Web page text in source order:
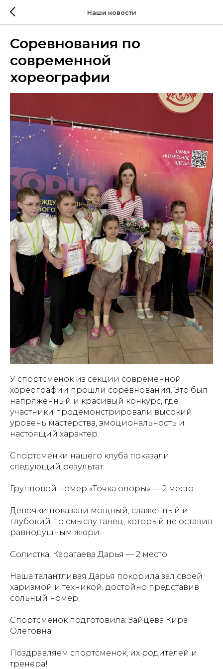
Наши новости
Соревнования по
современной
хореографии
У спортсменок из секции современной
хореографии прошли соревнования. Это был
напряженный и красивый конкурс, где
участники продемонстрировали высокий
уровень мастерства, эмоциональность и
настоящий характер.
Спортсменки нашего клуба показали
следующий результат:
Групповой номер «Точка опоры» — 2 место
Девочки показали мощный, слаженный и
глубокий по смыслу танец, который не оставил
равнодушным жюри.
Солистка: Каратаева Дарья — 2 место
Наша талантливая Дарья покорила зал своей
харизмой и техникой, достойно представив
сольный номер.
Спортсменок подготовила: Зайцева Кира
Олеговна
Поздравляем спортсменок, их родителей и
тренера!